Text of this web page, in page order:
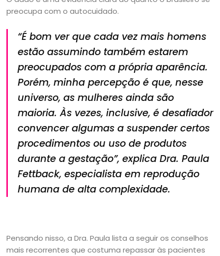
preocupa com o autocuidado.
“É bom ver que cada vez mais homens
estão assumindo também estarem
preocupados com a própria aparência.
Porém, minha percepção é que, nesse
universo, as mulheres ainda são
maioria. Às vezes, inclusive, é desafiador
convencer algumas a suspender certos
procedimentos ou uso de produtos
durante a gestação”, explica Dra. Paula
Fettback, especialista em reprodução
humana de alta complexidade.
Pensando nisso, a Dra. Paula lista a seguir os conselhos
mais recorrentes que costuma repassar às pacientes